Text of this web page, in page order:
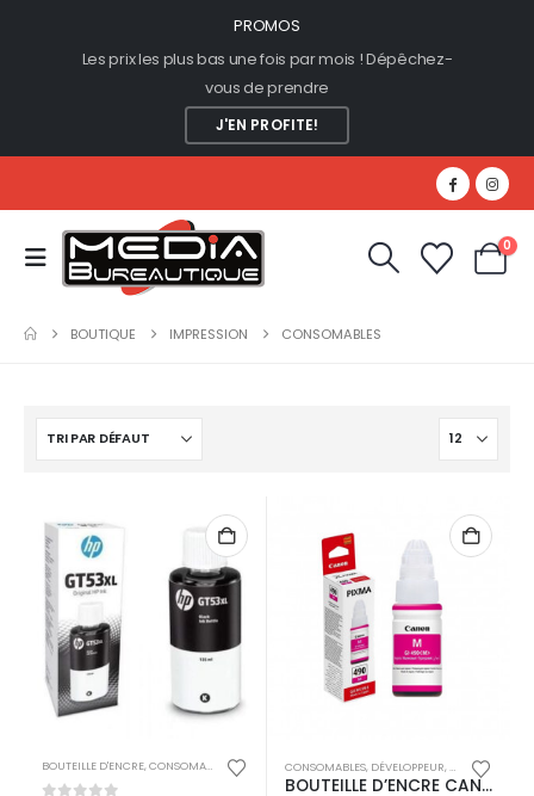
PROMOS
Les prix les plus bas une fois par mois ! Dépêchez-
vous de prendre
J'EN PROFITE!
0
BOUTIQUE IMPRESSION CONSOMABLES
BOUTEILLE D'ENCRE,CONSOMABLES ,IMPRESSIONCONSOMABLES, DÉVELOPPEUR,IMPRESSION
BOUTEILLE D’ENCRE CANON ORIGINAL GI-490 – MAGENTA